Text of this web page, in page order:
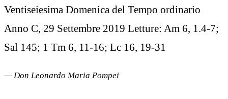
Ventiseiesima Domenica del Tempo ordinario
Anno C, 29 Settembre 2019 Letture: Am 6, 1.4-7;
Sal 145; 1 Tm 6, 11-16; Lc 16, 19-31
— Don Leonardo Maria Pompei